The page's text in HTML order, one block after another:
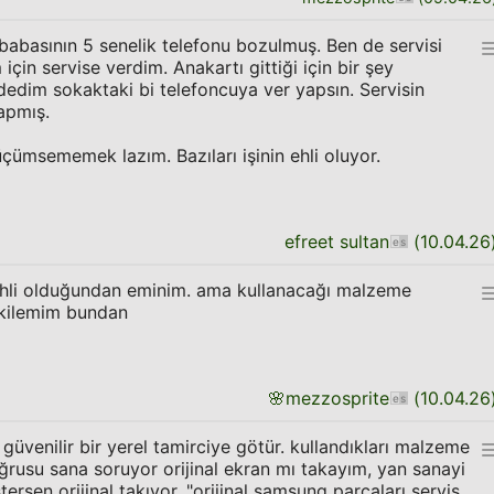
5 senelik telefonu bozulmuş. Ben de servisi
için servise verdim. Anakartı gittiği için bir şey
sokaktaki bi telefoncuya ver yapsın. Servisin
lazım. Bazıları işinin ehli oluyor.
efreet sultan (10.04.26
olduğundan eminim. ama kullanacağı malzeme
bundan
🌸mezzosprite (10.04.26
bir yerel tamirciye götür. kullandıkları malzeme
sana soruyor orijinal ekran mı takayım, yan sanayi